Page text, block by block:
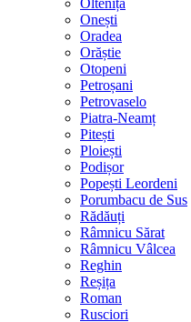
Oltenița
Onești
Oradea
Orăștie
Otopeni
Petroșani
Petrovaselo
Piatra-Neamț
Pitești
Ploiești
Podișor
Popești Leordeni
Porumbacu de Sus
Rădăuți
Râmnicu Sărat
Râmnicu Vâlcea
Reghin
Reșița
Roman
Rusciori